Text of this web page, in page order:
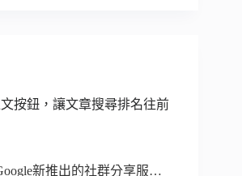
文按鈕，讓文章搜尋排名往前
新推出的社群分享服…